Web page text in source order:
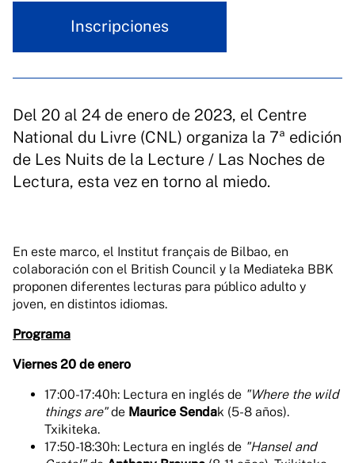
Inscripciones
Del 20 al 24 de enero de 2023, el Centre
National du Livre (CNL) organiza la 7ª edición
de Les Nuits de la Lecture / Las Noches de
Lectura, esta vez en torno al miedo.
En este marco, el Institut français de Bilbao, en
colaboración con el British Council y la Mediateka BBK
proponen diferentes lecturas para público adulto y
joven, en distintos idiomas.
Programa
Viernes 20 de enero
17:00-17:40h: Lectura en inglés de "Where the wild
things are"de Maurice Sendak (5-8 años).
Txikiteka.
17:50-18:30h: Lectura en inglés de "Hansel and